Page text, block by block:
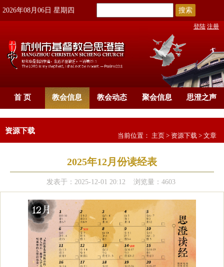
2026年08月06日 星期四 搜索
登陆 注册
首 页 教会信息 教会动态 聚会信息 思澄之声
资源下载
当前位置： 主页 > 资源下载 > 文章
2025年12月份读经表
发表于：2025-12-01 20:12 浏览量：4603